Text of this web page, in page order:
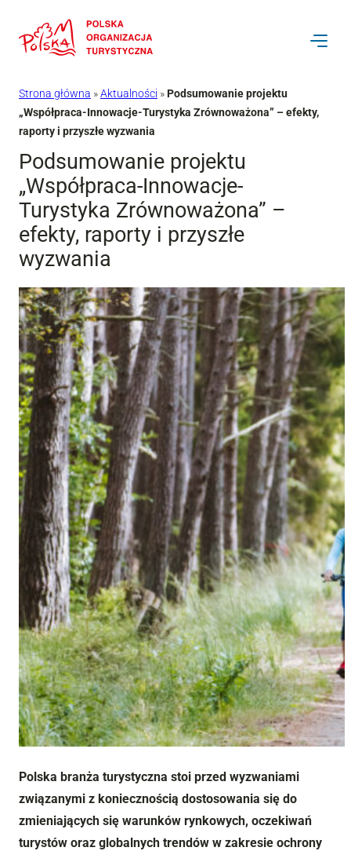
do
Strona główna »Aktualności »Podsumowanie projektu
„Współpraca-Innowacje-Turystyka Zrównoważona” – efekty,
raporty i przyszłe wyzwania
Podsumowanie projektu
„Współpraca-Innowacje-
Turystyka Zrównoważona” –
efekty, raporty i przyszłe
wyzwania
Polska branża turystyczna stoi przed wyzwaniami
związanymi z koniecznością dostosowania się do
zmieniających się warunków rynkowych, oczekiwań
turystów oraz globalnych trendów w zakresie ochrony